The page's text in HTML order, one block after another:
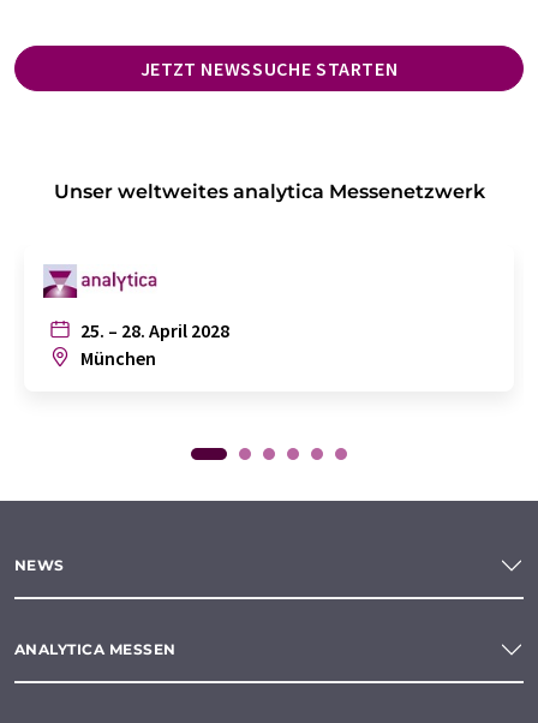
JETZT NEWSSUCHE STARTEN
Unser weltweites analytica Messenetzwerk
25. – 28. April 2028
München
NEWS
ANALYTICA MESSEN